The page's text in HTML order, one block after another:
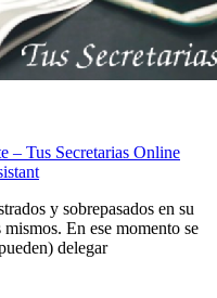
– Tus Secretarias Online
y sobrepasados en su
En ese momento se
delegar